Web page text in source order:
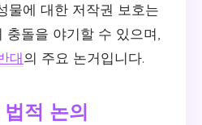
물에 대한 저작권 보호는
돌을 야기할 수 있으며,
대의 주요 논거입니다.
적 논의